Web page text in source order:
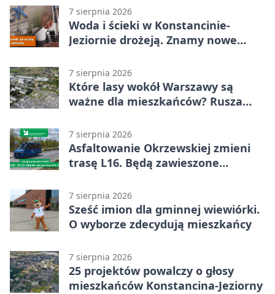
7 sierpnia 2026
Woda i ścieki w Konstancinie-
Jeziornie drożeją. Znamy nowe
7 sierpnia 2026
Które lasy wokół Warszawy są
ważne dla mieszkańców? Rusza
7 sierpnia 2026
Asfaltowanie Okrzewskiej zmieni
trasę L16. Będą zawieszone
7 sierpnia 2026
Sześć imion dla gminnej wiewiórki.
O wyborze zdecydują mieszkańcy
7 sierpnia 2026
25 projektów powalczy o głosy
mieszkańców Konstancina-Jeziorny